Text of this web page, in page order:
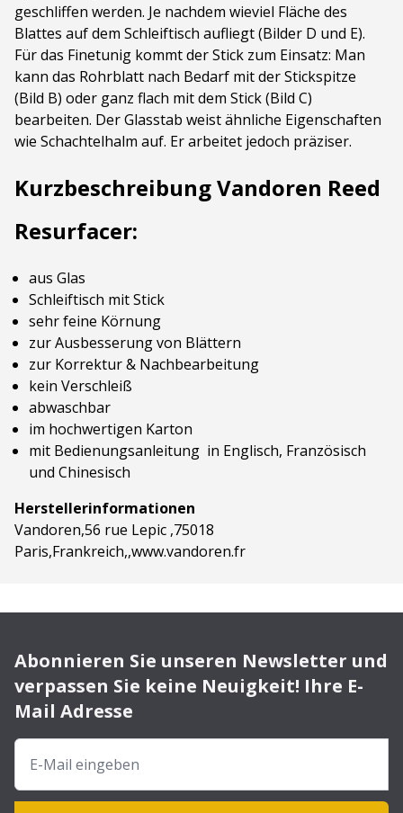
geschliffen werden. Je nachdem wieviel Fläche des
Blattes auf dem Schleiftisch aufliegt (Bilder D und E).
Für das Finetunig kommt der Stick zum Einsatz: Man
kann das Rohrblatt nach Bedarf mit der Stickspitze
(Bild B) oder ganz flach mit dem Stick (Bild C)
bearbeiten. Der Glasstab weist ähnliche Eigenschaften
wie Schachtelhalm auf. Er arbeitet jedoch präziser.
Kurzbeschreibung Vandoren Reed
Resurfacer:
aus Glas
Schleiftisch mit Stick
sehr feine Körnung
zur Ausbesserung von Blättern
zur Korrektur & Nachbearbeitung
kein Verschleiß
abwaschbar
im hochwertigen Karton
mit Bedienungsanleitung in Englisch, Französisch
und Chinesisch
Herstellerinformationen
Vandoren,56 rue Lepic ,75018
Paris,Frankreich,,www.vandoren.fr
Abonnieren Sie unseren Newsletter und
verpassen Sie keine Neuigkeit! Ihre E-
Mail Adresse